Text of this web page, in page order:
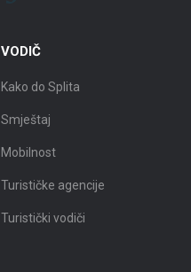
VODIČ
Kako do Splita
Smještaj
Mobilnost
Turističke agencije
Turistički vodiči